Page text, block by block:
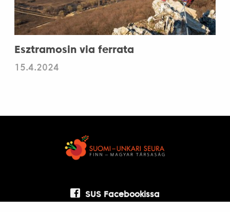
Esztramosin via ferrata
15.4.2024
SUS Facebookissa